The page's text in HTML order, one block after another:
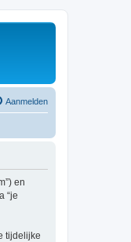
Aanmelden
en
“je
tijdelijke